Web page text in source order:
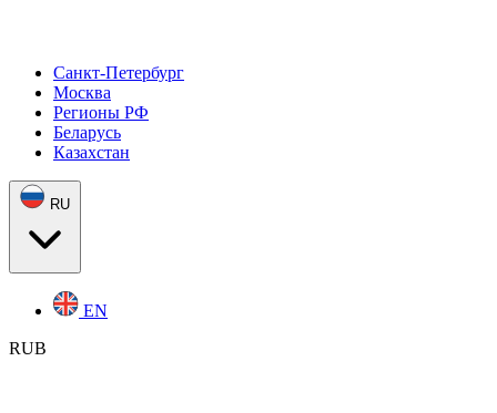
Санкт-Петербург
Москва
Регионы РФ
Беларусь
Казахстан
RU
EN
RUB